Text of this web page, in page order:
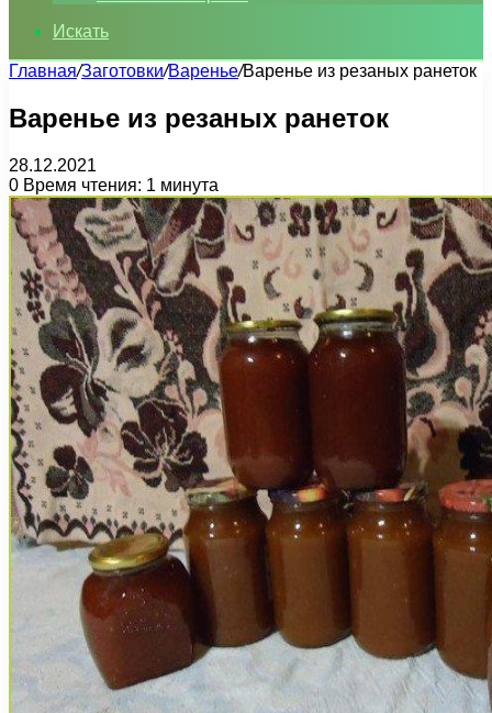
Искать
Главная/Заготовки/Варенье/Варенье из резаных ранеток
Варенье из резаных ранеток
28.12.2021
0 Время чтения: 1 минута